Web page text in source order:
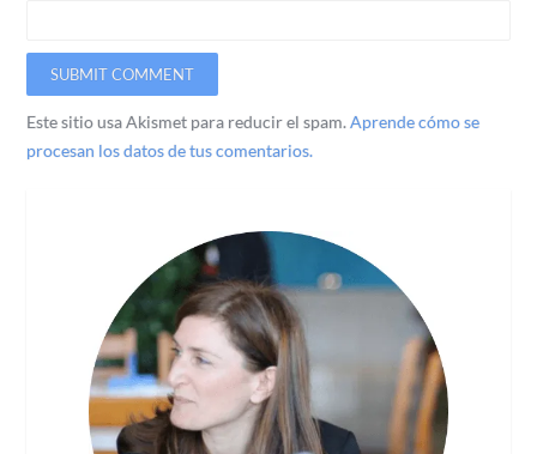
Este sitio usa Akismet para reducir el spam.Aprende cómo se
procesan los datos de tus comentarios.